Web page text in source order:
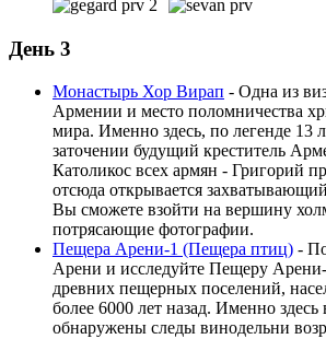
День 3
Монастырь Хор Вирап - Одна из
Армении и место поломничества
мира. Именно здесь, по легенде 13
заточении будущий креститель
Католикос всех армян - Григорий
отсюда открывается
Вы сможете взойти на вершину
потрясающие фотографии.
Пещера Арени-1 (Пещера птиц) -
Арени и исследуйте Пещеру
древних пещерных поселений,
более 6000 лет назад. Именно
обнаружены следы винодельни